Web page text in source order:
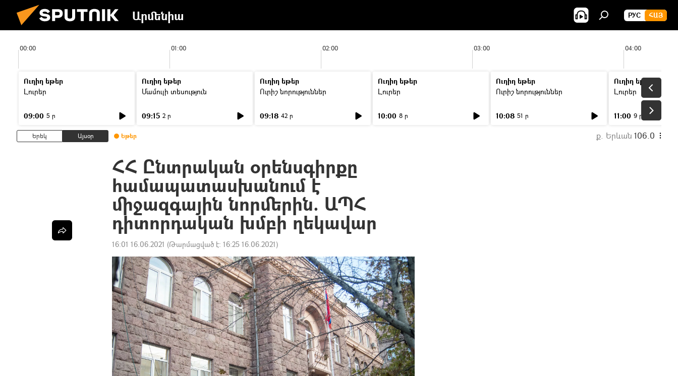
Արմենիա РУС ՀԱՅ
00:00 01:00 02:00 03:00 04:00
Ուղիղ եթեր
Լուրեր
09:00 5 ր
Ուղիղ եթեր
Մամուլի տեսություն
09:15 2 ր
Ուղիղ եթեր
Ուրիշ նորություններ
09:18 42 ր
Ուղիղ եթեր
Լուրեր
10:00 8 ր
Ուղիղ եթեր
Ուրիշ նորություններ
10:08 51 ր
Ուղիղ եթեր
Լուրեր
11:00 9 ր
Երեկ Այսօր Եթեր ք. Երևան 106.0
ՀՀ Ընտրական օրենսգիրքը
համապատասխանում է
միջազգային նորմերին. ԱՊՀ
դիտորդական խմբի ղեկավար
16:01 16.06.2021 (Թարմացված է: 16:25 16.06.2021)